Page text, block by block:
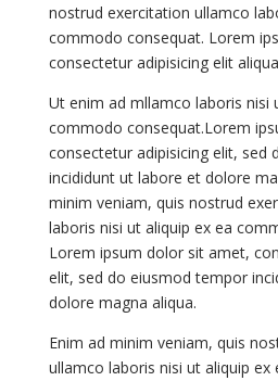
nostrud exercitation ullamco
commodo consequat. Lorem
consectetur adipisicing elit
Ut enim ad mllamco laboris nisi
commodo consequat.Lorem
consectetur adipisicing elit, sed
incididunt ut labore et dolore
minim veniam, quis nostrud
laboris nisi ut aliquip ex ea
Lorem ipsum dolor sit amet,
elit, sed do eiusmod tempor
dolore magna aliqua.
Enim ad minim veniam, quis
ullamco laboris nisi ut aliquip